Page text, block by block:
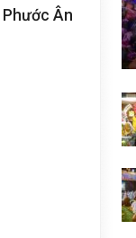
Phước Ân